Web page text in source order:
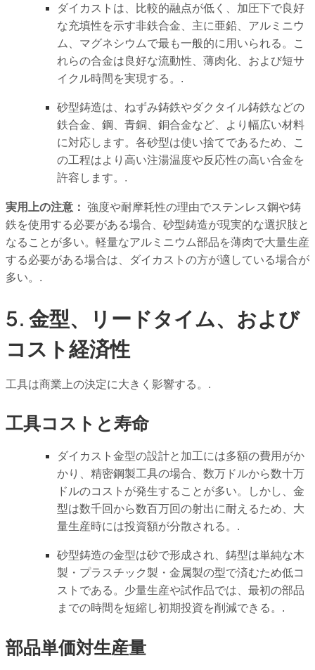
ダイカストは、比較的融点が低く、加圧下で良好
な充填性を示す非鉄合金、主に亜鉛、アルミニウ
ム、マグネシウムで最も一般的に用いられる。こ
れらの合金は良好な流動性、薄肉化、および短サ
イクル時間を実現する。.
砂型鋳造は、ねずみ鋳鉄やダクタイル鋳鉄などの
鉄合金、鋼、青銅、銅合金など、より幅広い材料
に対応します。各砂型は使い捨てであるため、こ
の工程はより高い注湯温度や反応性の高い合金を
許容します。.
実用上の注意： 強度や耐摩耗性の理由でステンレス鋼や鋳
鉄を使用する必要がある場合、砂型鋳造が現実的な選択肢と
なることが多い。軽量なアルミニウム部品を薄肉で大量生産
する必要がある場合は、ダイカストの方が適している場合が
多い。.
5. 金型、リードタイム、および
コスト経済性
工具は商業上の決定に大きく影響する。.
工具コストと寿命
ダイカスト金型の設計と加工には多額の費用がか
かり、精密鋼製工具の場合、数万ドルから数十万
ドルのコストが発生することが多い。しかし、金
型は数千回から数百万回の射出に耐えるため、大
量生産時には投資額が分散される。.
砂型鋳造の金型は砂で形成され、鋳型は単純な木
製・プラスチック製・金属製の型で済むため低コ
ストである。少量生産や試作品では、最初の部品
までの時間を短縮し初期投資を削減できる。.
部品単価対生産量